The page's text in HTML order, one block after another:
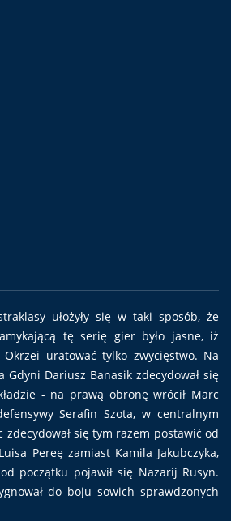
ułożyły się w taki sposób, że
tę serię gier było jasne, iż
uratować tylko zwycięstwo. Na
Gdyni Dariusz Banasik zdecydował się
- na prawą obronę wrócił Marc
Serafin Szota, w centralnym
zdecydował się tym razem postawić od
Pereę zamiast Kamila Jakubczyka,
początku pojawił się Nazarij Rusyn.
do boju sowich sprawdzonych